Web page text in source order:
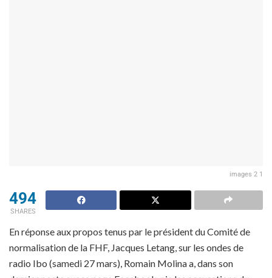
images 2 1
494
SHARES
En réponse aux propos tenus par le président du Comité de
normalisation de la FHF, Jacques Letang, sur les ondes de
radio Ibo (samedi 27 mars), Romain Molina a, dans son